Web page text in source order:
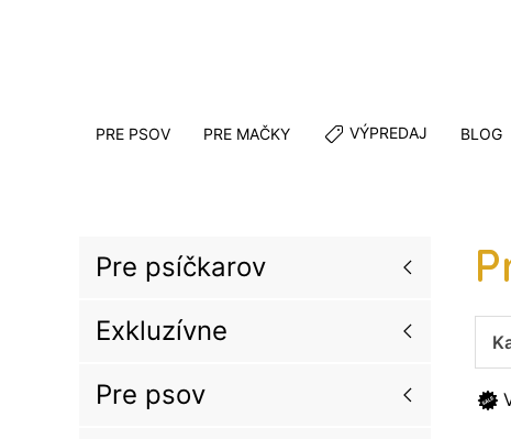
PRE PSOV PRE MAČKY VÝPREDAJ BLOG
Pre psíčkarov
Exkluzívne
Pre psov